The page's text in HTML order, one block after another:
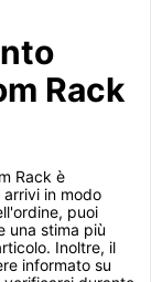
Rack
Rack è
in modo
puoi
una stima più
Inoltre, il
informato su